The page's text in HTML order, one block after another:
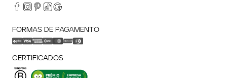
FORMAS DE PAGAMENTO
CERTIFICADOS